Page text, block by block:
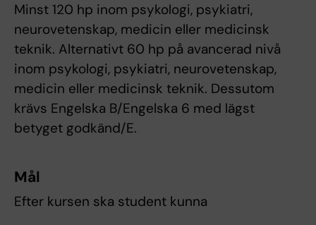
Minst 120 hp inom psykologi, psykiatri,
neurovetenskap, medicin eller medicinsk
teknik. Alternativt 60 hp på avancerad nivå
inom psykologi, psykiatri, neurovetenskap,
medicin eller medicinsk teknik. Dessutom
krävs Engelska B/Engelska 6 med lägst
betyget godkänd/E.
Mål
Efter kursen ska student kunna